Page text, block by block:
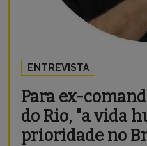
ENTREVISTA
Para ex-
do Rio, "a vida
prioridade no